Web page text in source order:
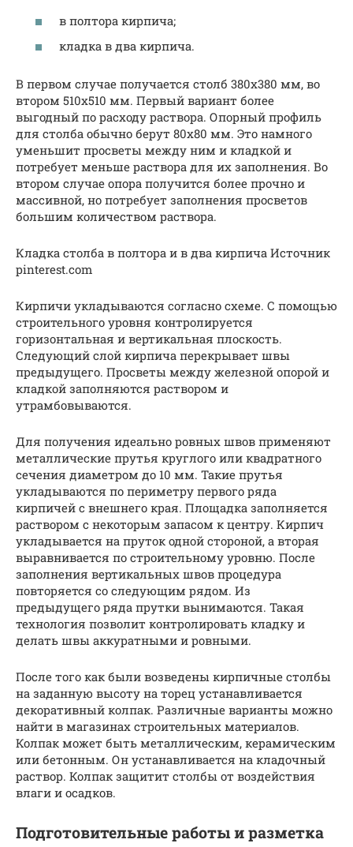
в полтора кирпича;
кладка в два кирпича.
В первом случае получается столб 380х380 мм, во
втором 510х510 мм. Первый вариант более
выгодный по расходу раствора. Опорный профиль
для столба обычно берут 80х80 мм. Это намного
уменьшит просветы между ним и кладкой и
потребует меньше раствора для их заполнения. Во
втором случае опора получится более прочно и
массивной, но потребует заполнения просветов
большим количеством раствора.
Кладка столба в полтора и в два кирпича Источник
pinterest.com
Кирпичи укладываются согласно схеме. С помощью
строительного уровня контролируется
горизонтальная и вертикальная плоскость.
Следующий слой кирпича перекрывает швы
предыдущего. Просветы между железной опорой и
кладкой заполняются раствором и
утрамбовываются.
Для получения идеально ровных швов применяют
металлические прутья круглого или квадратного
сечения диаметром до 10 мм. Такие прутья
укладываются по периметру первого ряда
кирпичей с внешнего края. Площадка заполняется
раствором с некоторым запасом к центру. Кирпич
укладывается на пруток одной стороной, а вторая
выравнивается по строительному уровню. После
заполнения вертикальных швов процедура
повторяется со следующим рядом. Из
предыдущего ряда прутки вынимаются. Такая
технология позволит контролировать кладку и
делать швы аккуратными и ровными.
После того как были возведены кирпичные столбы
на заданную высоту на торец устанавливается
декоративный колпак. Различные варианты можно
найти в магазинах строительных материалов.
Колпак может быть металлическим, керамическим
или бетонным. Он устанавливается на кладочный
раствор. Колпак защитит столбы от воздействия
влаги и осадков.
Подготовительные работы и разметка